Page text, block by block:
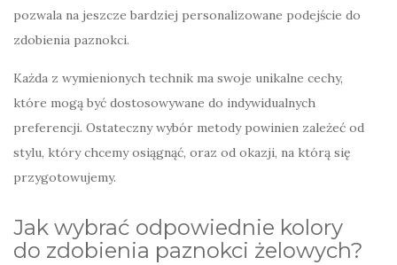
pozwala na jeszcze bardziej personalizowane podejście do
zdobienia paznokci.
Każda z wymienionych technik ma swoje unikalne cechy,
które mogą być dostosowywane do indywidualnych
preferencji. Ostateczny wybór metody powinien zależeć od
stylu, który chcemy osiągnąć, oraz od okazji, na którą się
przygotowujemy.
Jak wybrać odpowiednie kolory
do zdobienia paznokci żelowych?